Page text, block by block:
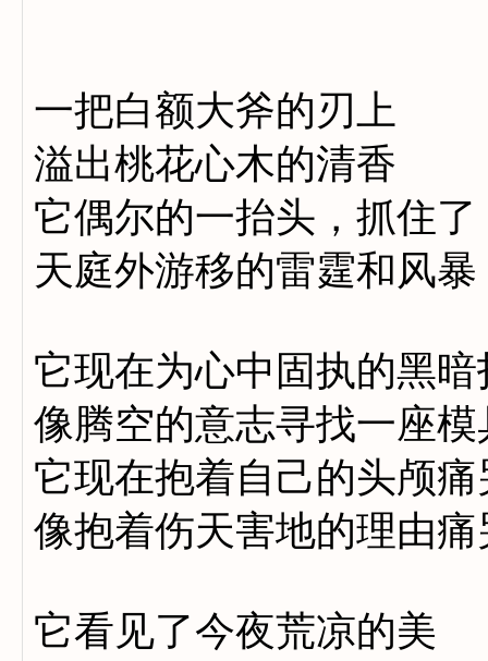
一把白额大斧的刃上
溢出桃花心木的清香
它偶尔的一抬头，抓住了
天庭外游移的雷霆和风暴
它现在为心中固执的黑暗
像腾空的意志寻找一座模
它现在抱着自己的头颅痛
像抱着伤天害地的理由痛
它看见了今夜荒凉的美